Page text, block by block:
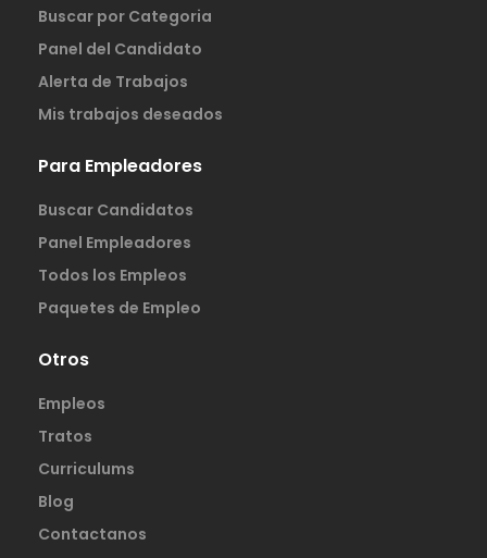
Buscar por Categoria
Panel del Candidato
Alerta de Trabajos
Mis trabajos deseados
Para Empleadores
Buscar Candidatos
Panel Empleadores
Todos los Empleos
Paquetes de Empleo
Otros
Empleos
Tratos
Curriculums
Blog
Contactanos